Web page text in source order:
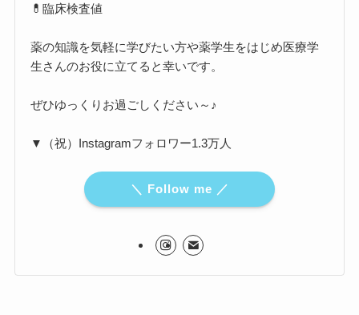
💊臨床検査値
薬の知識を気軽に学びたい方や薬学生をはじめ医療学
生さんのお役に立てると幸いです。
ぜひゆっくりお過ごしください～♪
▼（祝）Instagramフォロワー1.3万人
＼ Follow me ／